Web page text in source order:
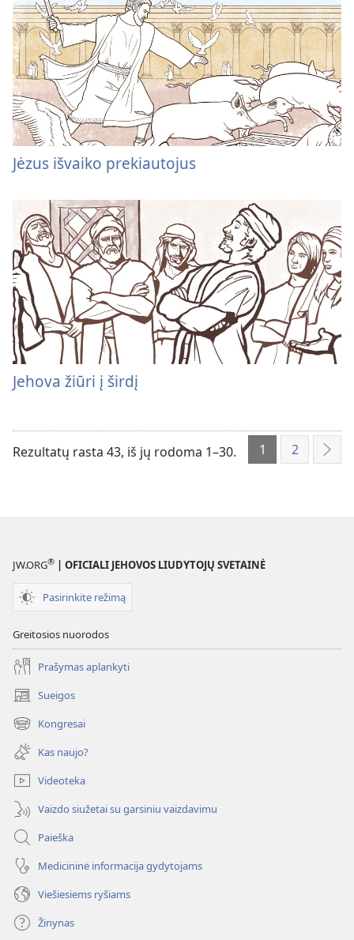
Jėzus išvaiko prekiautojus
Jehova žiūri į širdį
Rezultatų rasta 43, iš jų rodoma 1–30. 1 2
JW.ORG® | OFICIALI JEHOVOS LIUDYTOJŲ SVETAINĖ
Pasirinkite režimą
Greitosios nuorodos
Prašymas aplankyti
Sueigos
(atsiveria
naujas
langas)
Kongresai
(atsiveria
naujas
langas)
Kas naujo?
Videoteka
Vaizdo siužetai su garsiniu vaizdavimu
Paieška
Medicininė informacija gydytojams
Viešiesiems ryšiams
Žinynas